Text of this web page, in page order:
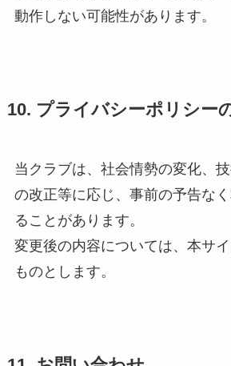
動作しない可能性があります。
10. プライバシーポリシー
当クラブは、社会情勢の変化、
の改正等に応じ、事前の予告な
ることがあります。
変更後の内容については、本サ
ものとします。